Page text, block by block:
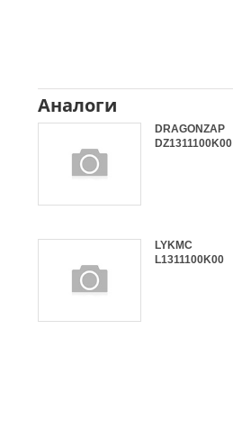
Аналоги
DRAGONZAP
DZ1311100K00
LYKMC
L1311100K00